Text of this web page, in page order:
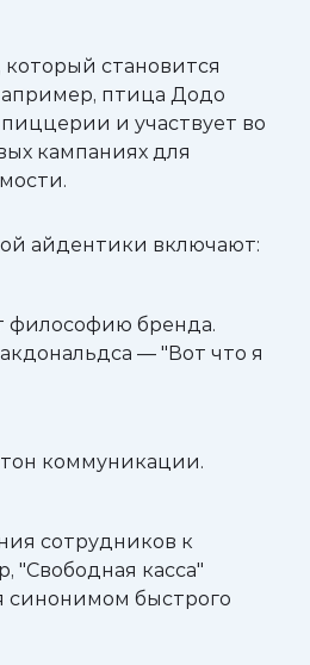
становится
птица Додо
и участвует во
кампаниях для
айдентики включают:
философию бренда.
— "Вот что я
коммуникации.
сотрудников к
"Свободная касса"
синонимом быстрого